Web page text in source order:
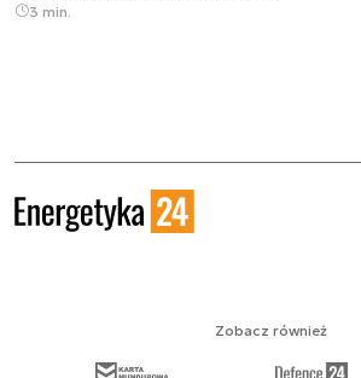
3 min.
Zobacz również